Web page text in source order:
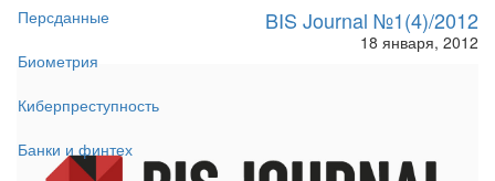
Персданные
Биометрия
Киберпреступность
Банки и финтех
BIS Journal №1(4)/2012
18 января, 2012